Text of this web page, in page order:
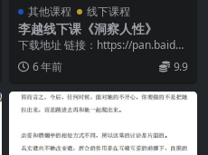
其他课程 线下课程
李越线下课《洞察人性》
下载地址 链接：https://pan.baidu.
com/s/1pWVQK2l...
6 年前 9.9